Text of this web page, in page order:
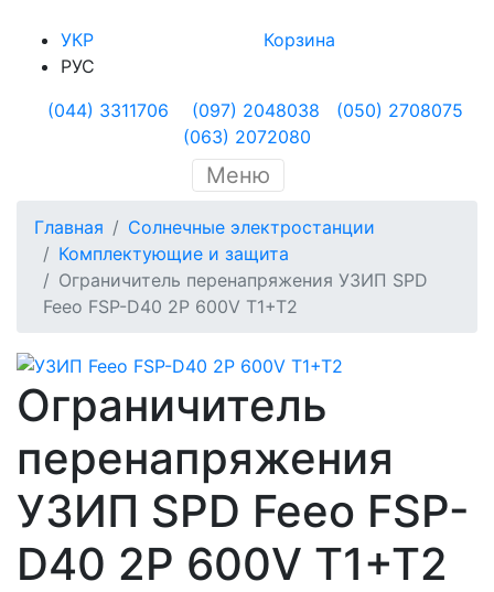
УКР
РУС
Корзина
(044) 3311706 (097) 2048038
(050) 2708075
(063) 2072080
Меню
Главная
Солнечные электростанции
Комплектующие и защита
Ограничитель перенапряжения УЗИП SPD
Feeo FSP-D40 2P 600V Т1+Т2
Ограничитель
перенапряжения
УЗИП SPD Feeo FSP-
D40 2P 600V Т1+Т2